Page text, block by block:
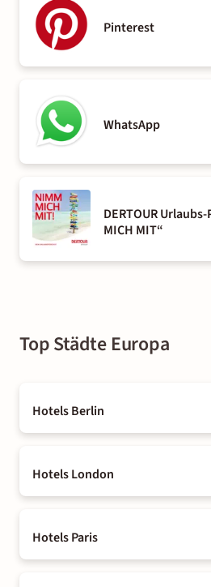
Pinterest
WhatsApp
DERTOUR
MICH MIT“
Top Städte Europa
Hotels Berlin
Hotels London
Hotels Paris